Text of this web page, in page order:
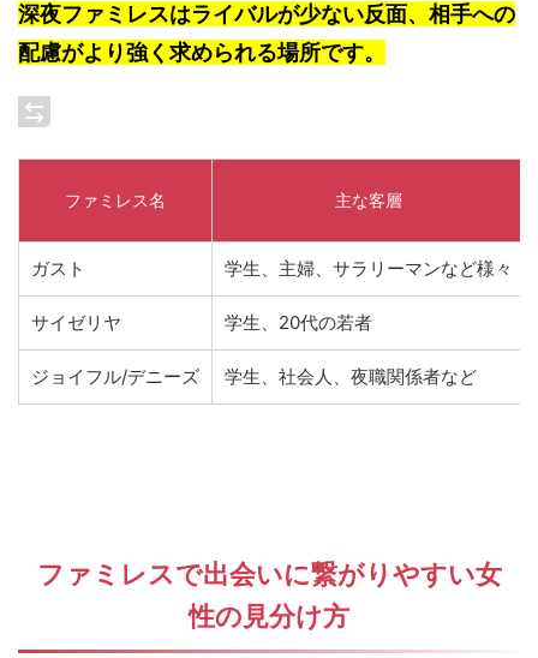
深夜ファミレスはライバルが少ない反面、相手への
配慮がより強く求められる場所です。
ファミレス名 主な客層
ガスト 学生、主婦、サラリーマンなど様々
サイゼリヤ 学生、20代の若者
ジョイフル/デニーズ 学生、社会人、夜職関係者など
ファミレスで出会いに繋がりやすい女
性の見分け方